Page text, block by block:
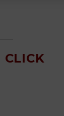
CLICK